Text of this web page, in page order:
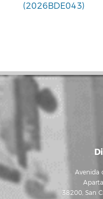
(2026BDE043)
Avenida
38200, San